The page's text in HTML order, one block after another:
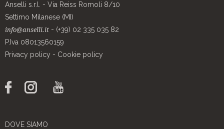
Anselli s.r.l. - Via Reiss Romoli 8/10
Settimo Milanese (MI)
info@anselli.it - (+39) 02 335 035 82
P.Iva 08013560159
Privacy policy - Cookie policy
DOVE SIAMO